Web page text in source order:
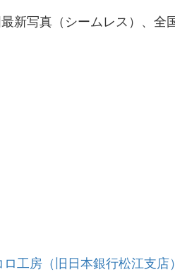
新写真（シームレス）、全
ロ工房（旧日本銀行松江支店